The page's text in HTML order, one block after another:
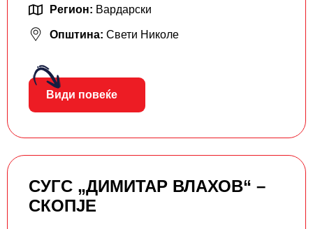
Регион: Вардарски
Општина: Свети Николе
Види повеќе
СУГС „ДИМИТАР ВЛАХОВ“ –
СКОПЈЕ